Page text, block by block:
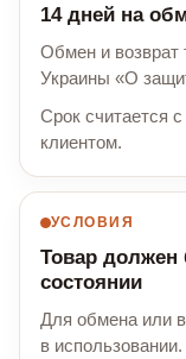
14 дней на
Обмен и возврат
Украины «О
Срок считается
клиентом.
УСЛОВИЯ
Товар
состоянии
Для обмена или
в использовании.